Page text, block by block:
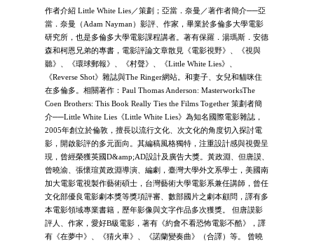
作者介紹 Little White Lies／策劃；亞當．奈曼／著作者簡介──亞
當．奈曼（Adam Nayman）影評、作家，畢業於多倫多大學電影
研究所，也是多倫多大學電影課程講者。著有保羅．湯瑪斯．安德
森和柯恩兄弟的專書，電影評論文章散見《電影視野》、《視與
聽》、《環球郵報》、《村聲》、《Little White Lies》、
《Reverse Shot》雜誌與The Ringer網站。和妻子、女兒和貓咪住
在多倫多。相關著作：Paul Thomas Anderson: MasterworksThe
Coen Brothers: This Book Really Ties the Films Together 策劃者簡
介──Little White Lies《Little White Lies》為知名國際電影雜誌，
2005年創立於倫敦，擅長以流行文化、次文化的角度切入探討電
影，開啟影評的多元面向。其編稿風格獨特，注重設計感與視覺呈
現，曾經榮獲英國D&amp;AD設計及廣告大獎。黃政淵、但唐謨、
曾曉渝、張懷瑄黃政淵導演、編劇，臺灣大學外文系學士，美國南
加大電影電視製作藝術碩士，台灣藝術大學電影系兼任講師，曾任
文化部優良電影劇本獎等獎項評審、數部國片之劇本顧問，譯有多
本電影領域專業書籍，歷年影像與文字作品多次獲獎。 但唐謨影
評人、作家，愛好B級電影，著有《約會不看恐怖電影不酷》，譯
有《在夢中》、《猜火車》、《諾蘭變奏曲》（合譯）等。 曾曉